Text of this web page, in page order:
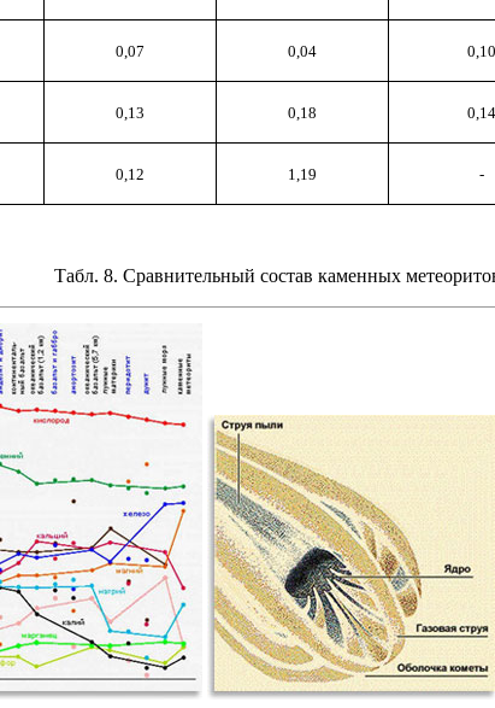
0,07 0,04 0,10
0,13 0,18 0,14
0,12 1,19 -
Табл. 8. Сравнительный состав каменных